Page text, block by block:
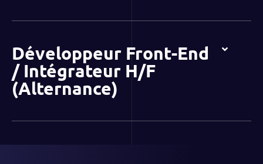
Développeur Front-End
/ Intégrateur H/F
(Alternance)